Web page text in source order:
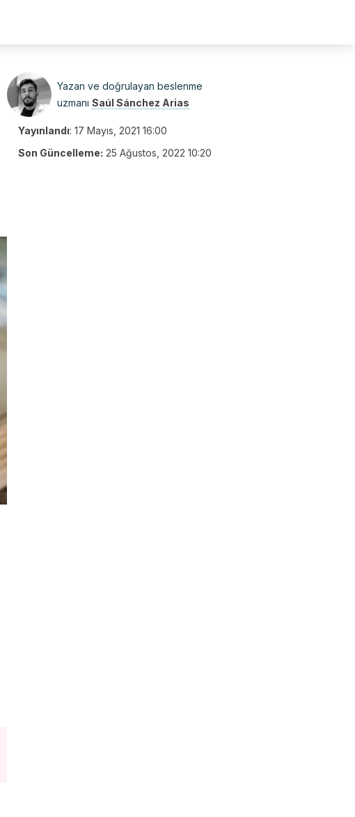
Yazan ve doğrulayan beslenme
uzmanı Saúl Sánchez Arias
Yayınlandı: 17 Mayıs, 2021 16:00
Son Güncelleme: 25 Ağustos, 2022 10:20